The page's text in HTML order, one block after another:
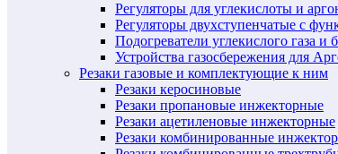
Регуляторы для углекислоты и
Регуляторы двухступенчатые c
Подогреватели углекислого газа и
Устройства газосбережения для
Резаки газовые и комплектующие к ним
Резаки керосиновые
Резаки пропановые инжекторные
Резаки ацетиленовые инжекторные
Резаки комбинированные